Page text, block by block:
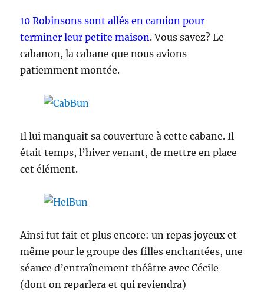
10 Robinsons sont allés en camion pour
terminer leur petite maison. Vous savez? Le
cabanon, la cabane que nous avions
patiemment montée.
Il lui manquait sa couverture à cette cabane. Il
était temps, l’hiver venant, de mettre en place
cet élément.
Ainsi fut fait et plus encore: un repas joyeux et
même pour le groupe des filles enchantées, une
séance d’entraînement théâtre avec Cécile
(dont on reparlera et qui reviendra)